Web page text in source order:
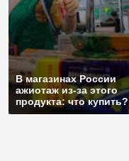
В магазинах России
ажиотаж из-за этого
продукта: что купить?